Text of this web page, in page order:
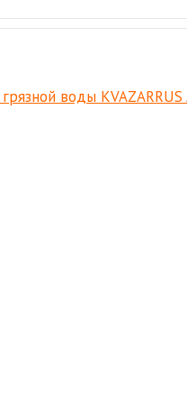
воды KVAZARRUS